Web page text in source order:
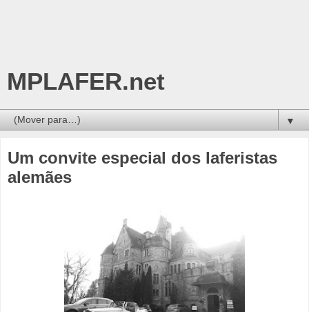
MPLAFER.net
▼
Um convite especial dos laferistas
alemães